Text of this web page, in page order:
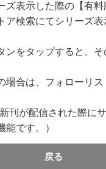
ズ表示した際の【有
ア検索にてシリーズ
ンをタップすると、
場合は、フォローリ
刊が配信された際に
能です。）
戻る